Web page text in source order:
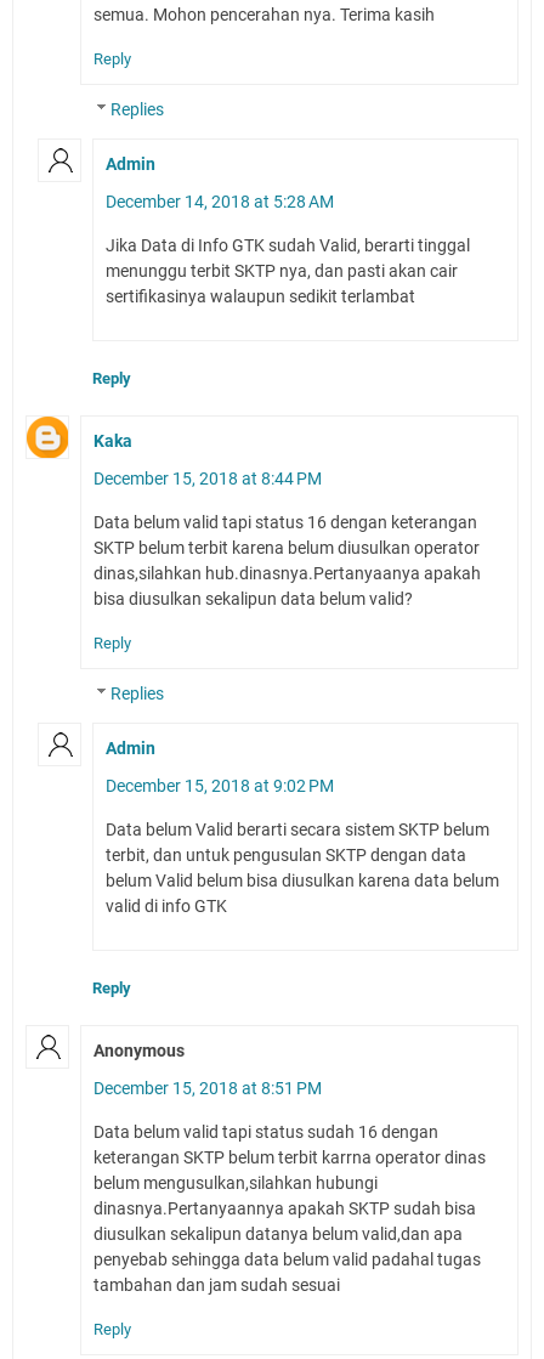
semua. Mohon pencerahan nya. Terima kasih
Reply
Replies
Admin
December 14, 2018 at 5:28 AM
Jika Data di Info GTK sudah Valid, berarti tinggal
menunggu terbit SKTP nya, dan pasti akan cair
sertifikasinya walaupun sedikit terlambat
Reply
Kaka
December 15, 2018 at 8:44 PM
Data belum valid tapi status 16 dengan keterangan
SKTP belum terbit karena belum diusulkan operator
dinas,silahkan hub.dinasnya.Pertanyaanya apakah
bisa diusulkan sekalipun data belum valid?
Reply
Replies
Admin
December 15, 2018 at 9:02 PM
Data belum Valid berarti secara sistem SKTP belum
terbit, dan untuk pengusulan SKTP dengan data
belum Valid belum bisa diusulkan karena data belum
valid di info GTK
Reply
Anonymous
December 15, 2018 at 8:51 PM
Data belum valid tapi status sudah 16 dengan
keterangan SKTP belum terbit karrna operator dinas
belum mengusulkan,silahkan hubungi
dinasnya.Pertanyaannya apakah SKTP sudah bisa
diusulkan sekalipun datanya belum valid,dan apa
penyebab sehingga data belum valid padahal tugas
tambahan dan jam sudah sesuai
Reply